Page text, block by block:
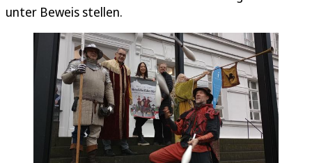
unter Beweis stellen.